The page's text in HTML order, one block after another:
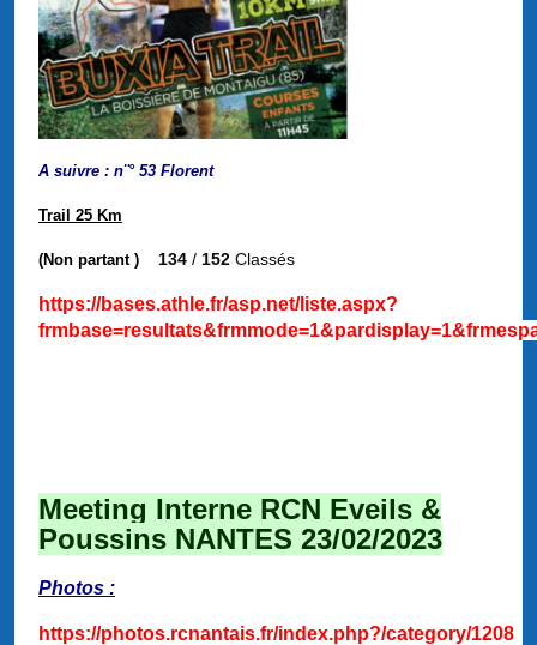
A suivre : n¨° 53 Florent
Trail 25 Km
(Non partant ) 134 / 152 Classés
https://bases.athle.fr/asp.net/liste.aspx?
Meeting Interne RCN Eveils &
Poussins NANTES 23/02/2023
Photos :
https://photos.rcnantais.fr/index.php?/category/1208